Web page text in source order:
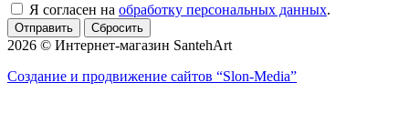
Я согласен на обработку персональных данных.
Сбросить
2026 © Интернет-магазин SantehArt
Создание и продвижение сайтов “Slon-Media”